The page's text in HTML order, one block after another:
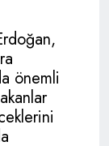
önemli